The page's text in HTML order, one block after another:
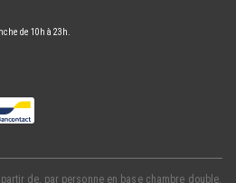
de 10h à 23h.
de, par personne en base chambre double,